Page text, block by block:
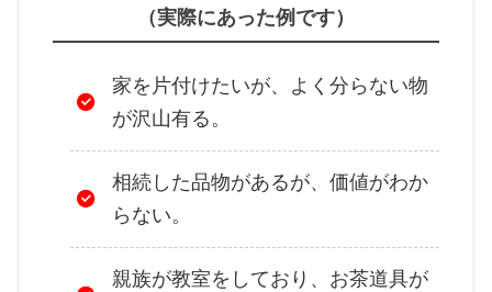
（実際にあった例です）
家を片付けたいが、よく分らない物
が沢山有る。
相続した品物があるが、価値がわか
らない。
親族が教室をしており、お茶道具が